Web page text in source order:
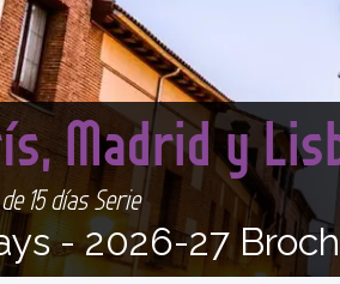
Madrid y
15 días Serie
-2026-27